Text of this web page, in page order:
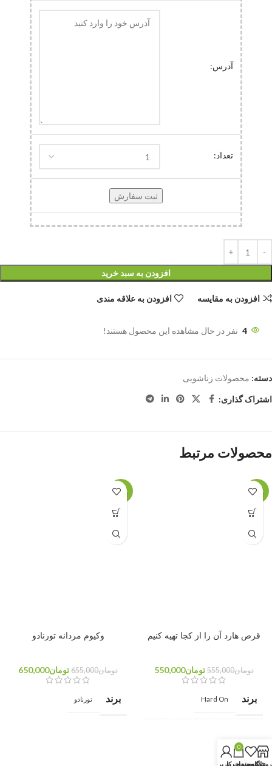
آدرس:
تعداد:
افزودن به سبد خرید
افزودن به مقایسه افزودن به علاقه مندی
4 نفر در حال مشاهده این محصول هستند!
دسته: محصولات زناشویی
اشتراک گذاری:
محصولات مرتبط
حراج
قرص هارد آن را از کجا تهیه کنیم
تومان555,000 تومان550,000
برند Hard On
حراج
وکیوم مردانه تورنادو
تومان655,000 تومان650,000
برند تورنادو
علاقه مندی
0
سبد خرید
حساب کاربری من